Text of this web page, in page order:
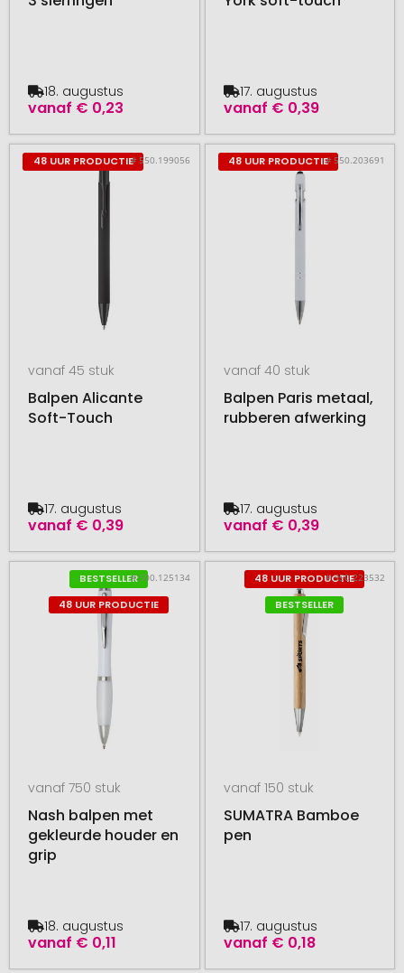
vanaf € 0,23
18. augustus
vanaf € 0,39
17. augustus
48 UUR PRODUCTIE# 550.199056
vanaf 45 stuk
Balpen Alicante
Soft-Touch
vanaf € 0,39
17. augustus
48 UUR PRODUCTIE# 550.203691
vanaf 40 stuk
Balpen Paris metaal,
rubberen afwerking
vanaf € 0,39
17. augustus
BESTSELLER
48 UUR PRODUCTIE
# 500.125134
vanaf 750 stuk
Nash balpen met
gekleurde houder en
grip
vanaf € 0,11
18. augustus
48 UUR PRODUCTIE
BESTSELLER
# 350.223532
vanaf 150 stuk
SUMATRA Bamboe
pen
vanaf € 0,18
17. augustus